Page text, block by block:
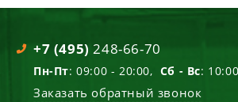
+7 (495) 248-66-70
Пн-Пт: 09:00 - 20:00, Сб - Вс:
Заказать обратный звонок